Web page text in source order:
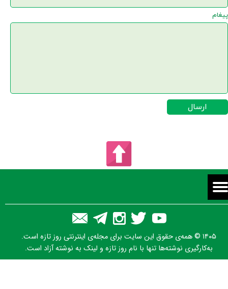
پیغام
ارسال
۱۴۰۵ © همه‌ی حقوق این سایت برای مجله‌ی اینترنتی روز تازه است.
به‌کارگیری نوشته‌ها تنها با نام روز تازه و لینک به نوشته آزاد است.